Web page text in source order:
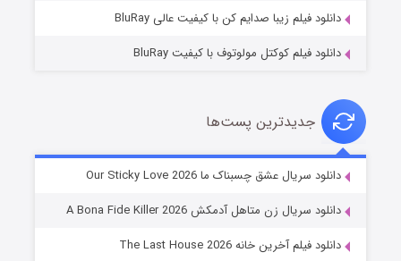
شوهر
دانلود فیلم زیبا صدایم کن با کیفیت عالی BluRay
دانلود فیلم کوکتل مولوتوف با کیفیت BluRay
جدیدترین پست‌ها
دانلود سریال عشق چسبناک ما Our Sticky Love 2026
دانلود سریال زن متاهل آدمکش A Bona Fide Killer 2026
دانلود فیلم آخرین خانه The Last House 2026